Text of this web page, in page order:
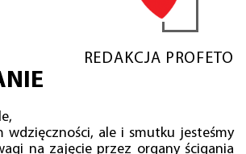
REDAKCJA PROFETO
wdzięczności, ale i smutku jesteśmy
na zajęcie przez organy ścigania